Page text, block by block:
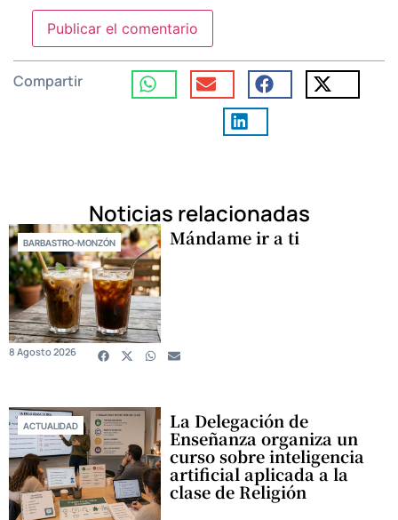
Compartir
Noticias relacionadas
BARBASTRO-MONZÓN Mándame ir a ti
8 Agosto 2026
ACTUALIDAD La Delegación de
Enseñanza organiza un
curso sobre inteligencia
artificial aplicada a la
clase de Religión